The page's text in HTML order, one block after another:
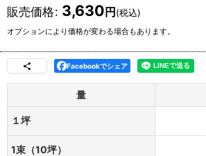
販売価格: 3,630円(税込)
オプションにより価格が変わる場合もあります。
Facebookでシェア
量
１坪
1束（10坪）